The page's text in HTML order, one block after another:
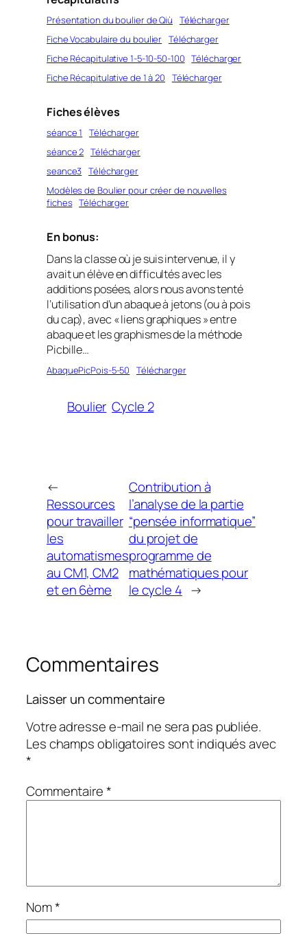
Présentation du boulier de Qiù
Télécharger
Fiche Vocabulaire du boulier Télécharger
Fiche Récapitulative 1-5-10-50-100 Télécharger
Fiche Récapitulative de 1 à 20
Télécharger
Fiches élèves
séance 1
Télécharger
séance 2 Télécharger
seance3 Télécharger
Modèles de Boulier pour créer de nouvelles
fiches Télécharger
En bonus:
Dans la classe où je suis intervenue, il y
avait un élève en difficultés avec les
additions posées, alors nous avons tenté
l’utilisation d’un abaque à jetons (ou à pois
du cap), avec « liens graphiques » entre
abaque et les graphismes de la méthode
Picbille…
AbaquePicPois-5-50 Télécharger
Boulier Cycle 2
←
Ressources
pour travailler
les
automatismes
au CM1, CM2
et en 6ème
Contribution à
l’analyse de la partie
“pensée informatique”
du projet de
programme de
mathématiques pour
le cycle 4 →
Commentaires
Laisser un commentaire
Votre adresse e-mail ne sera pas publiée.
Les champs obligatoires sont indiqués avec
*
Commentaire*
Nom*